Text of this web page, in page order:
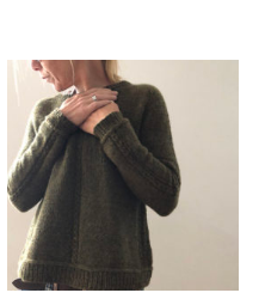
Dieses Produkt weist mehrere Varianten auf. Die Optionen können auf der Produktseite gewählt werden